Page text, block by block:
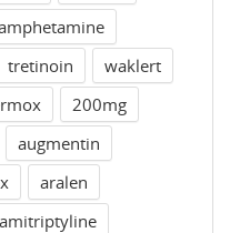
tretinoin
waklert
200mg
augmentin
aralen
amitriptyline